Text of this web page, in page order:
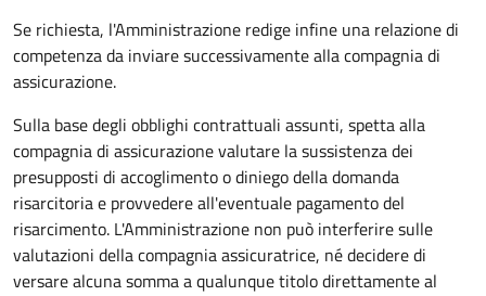
Se richiesta, l'Amministrazione redige infine una relazione di
competenza da inviare successivamente alla compagnia di
assicurazione.
Sulla base degli obblighi contrattuali assunti, spetta alla
compagnia di assicurazione valutare la sussistenza dei
presupposti di accoglimento o diniego della domanda
risarcitoria e provvedere all'eventuale pagamento del
risarcimento. L'Amministrazione non può interferire sulle
valutazioni della compagnia assicuratrice, né decidere di
versare alcuna somma a qualunque titolo direttamente al